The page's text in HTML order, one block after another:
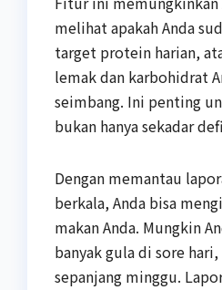
melihat apakah Anda
target protein harian,
lemak dan karbohidrat
seimbang. Ini penting
bukan hanya sekadar
Dengan memantau
berkala, Anda bisa
makan Anda. Mungkin
banyak gula di sore
sepanjang minggu.